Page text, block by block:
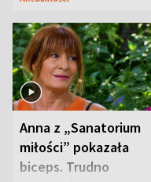
Anna z „Sanatorium
miłości” pokazała
biceps. Trudno